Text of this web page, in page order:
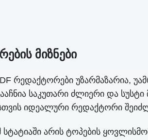
მიზნები
რედაქტორები უზარმაზარია,
საკუთარი ძლიერი და
იდეალური რედაქტორი
სტატიაში არის ტოპების